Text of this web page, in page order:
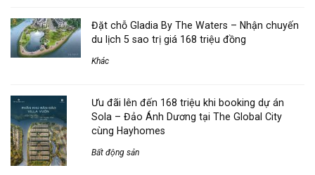
Đặt chỗ Gladia By The Waters – Nhận chuyến
du lịch 5 sao trị giá 168 triệu đồng
Khác
Ưu đãi lên đến 168 triệu khi booking dự án
Sola – Đảo Ánh Dương tại The Global City
cùng Hayhomes
Bất động sản